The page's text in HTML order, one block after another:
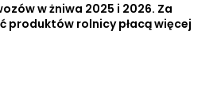
w żniwa 2025 i 2026. Za
produktów rolnicy płacą więcej